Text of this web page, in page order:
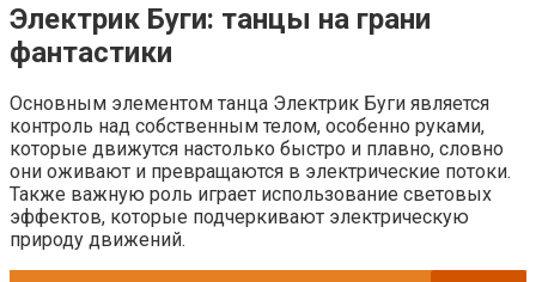
Электрик Буги: танцы на грани
фантастики
Основным элементом танца Электрик Буги является
контроль над собственным телом, особенно руками,
которые движутся настолько быстро и плавно, словно
они оживают и превращаются в электрические потоки.
Также важную роль играет использование световых
эффектов, которые подчеркивают электрическую
природу движений.